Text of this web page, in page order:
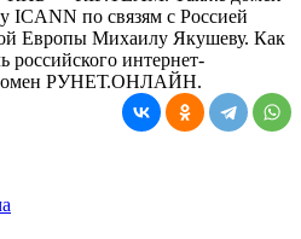
ICANN по связям с Россией
Европы Михаилу Якушеву. Как
российского интернет-
домен РУНЕТ.ОНЛАЙН.